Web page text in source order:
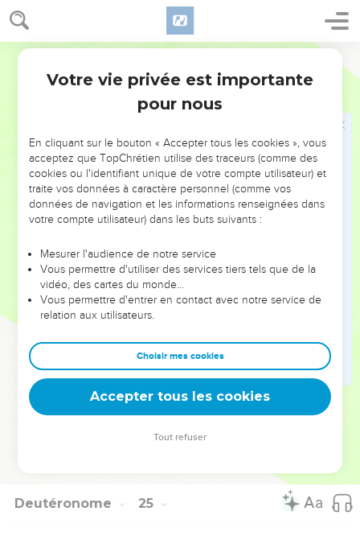
Deutéronome 24
17 Tu ne fausseras pas le cours de la justice au détriment
d’un immigré, ni d’un orphelin, et tu ne prendras pas en gage
Rappelez-vous que vous avez été esclaves en Egypte, et
que l’Eternel votre Dieu vous en a libérés ; c’est pourquoi je
Quand tu moissonneras ton champ, si tu oublies une
gerbe dans le champ, ne retourne pas pour la ramasser,
laisse-la pour l’immigré, pour l’orphelin ou la veuve, afin que
l’Eternel ton Dieu te bénisse dans tout ce que tu
entreprendras.
Quand tu secoueras tes oliviers, ne cueille pas ensuite ce
qui reste aux branches, ce sera pour l’immigré, l’orphelin ou
la veuve.
De même, quand tu vendangeras ta vigne, n’y reviens pas
l’orphelin ou la veuve.
Rappelez-vous que vous avez été esclaves en Egypte ;
c’est pourquoi je vous ordonne d’agir ainsi.
La Bible Du Semeur Copyright © 1992, 1999 by Biblica, Inc.® Used by permission.
Deutéronome 25
Votre vie privée est importante
pour nous
En cliquant sur le bouton « Accepter tous les cookies », vous
acceptez que TopChrétien utilise des traceurs (comme des
cookies ou l'identifiant unique de votre compte utilisateur) et
traite vos données à caractère personnel (comme vos
données de navigation et les informations renseignées dans
votre compte utilisateur) dans les buts suivants :
Mesurer l'audience de notre service
Vous permettre d'utiliser des services tiers tels que de la
vidéo, des cartes du monde…
Vous permettre d'entrer en contact avec notre service de
relation aux utilisateurs.
Choisir mes cookies
Accepter tous les cookies
Tout refuser